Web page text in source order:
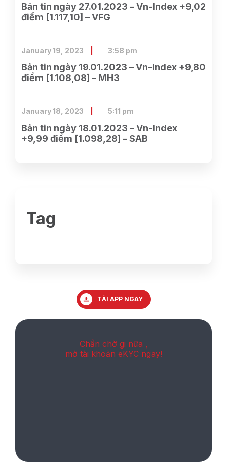
Bản tin ngày 27.01.2023 – Vn-Index +9,02
điểm [1.117,10] – VFG
Bản tin ngày 19.01.2023 – Vn-Index +9,80
điểm [1.108,08] – MH3
January 19, 2023 3:58 pm
Bản tin ngày 18.01.2023 – Vn-Index
+9,99 điểm [1.098,28] – SAB
January 18, 2023 5:11 pm
Tag
TẢI APP NGAY
Chần chờ gi nữa ,
mở tài khoản eKYC ngay!